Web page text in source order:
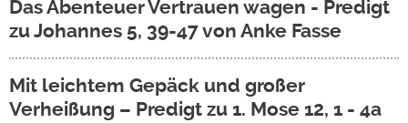
Das Abenteuer Vertrauen wagen - Predigt
zu Johannes 5, 39-47 von Anke Fasse
Mit leichtem Gepäck und großer
Verheißung – Predigt zu 1. Mose 12, 1 - 4a